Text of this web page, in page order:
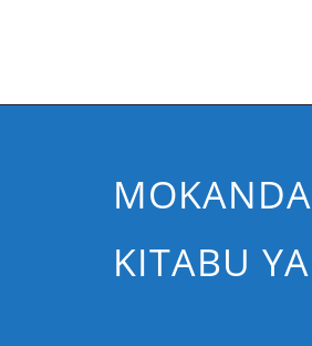
KITABU